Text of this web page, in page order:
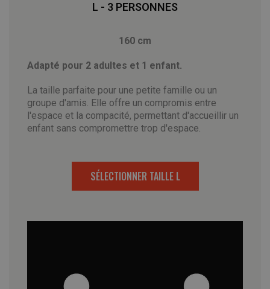
L - 3 PERSONNES
160 cm
Adapté pour 2 adultes et 1 enfant.
La taille parfaite pour une petite famille ou un
groupe d'amis. Elle offre un compromis entre
l'espace et la compacité, permettant d'accueillir un
enfant sans compromettre trop d'espace.
SÉLECTIONNER TAILLE L